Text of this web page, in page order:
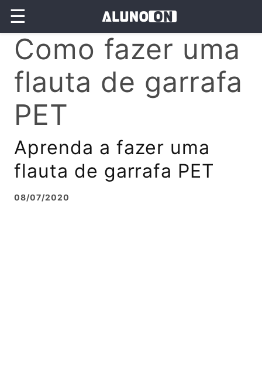
☰
Como fazer uma
flauta de garrafa
PET
Aprenda a fazer uma
flauta de garrafa PET
08/07/2020